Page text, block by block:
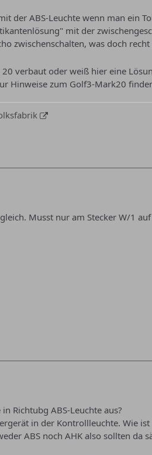
der ABS-Leuchte wenn man ein
mit der
zwischenschalten, was doch
verbaut oder weiß hier eine
Hinweise zum Golf3-Mark20
Musst nur am Stecker W/1
Richtubg ABS-Leuchte aus?
in der Kontrollleuchte. Wie ist
ABS noch AHK also sollten da